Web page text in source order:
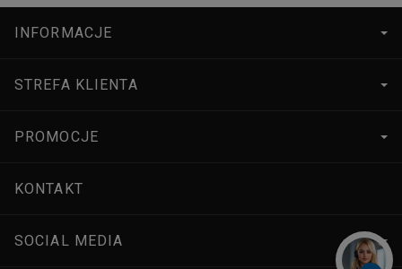
INFORMACJE
STREFA KLIENTA
PROMOCJE
KONTAKT
SOCIAL MEDIA